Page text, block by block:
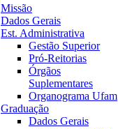
Missão
Dados Gerais
Est. Administrativa
Gestão Superior
Pró-Reitorias
Órgãos
Suplementares
Organograma Ufam
Graduação
Dados Gerais